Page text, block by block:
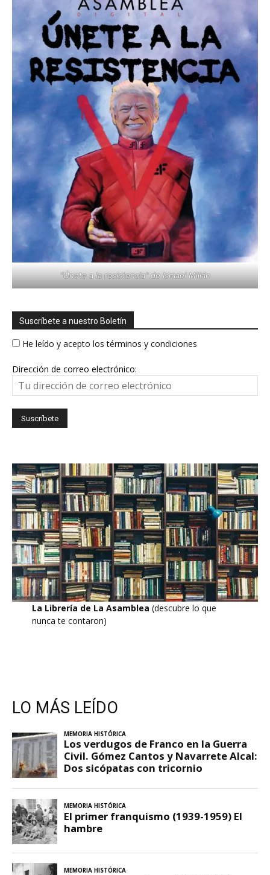
"Únete a la resistencia" de Ismael Millán
Suscríbete a nuestro Boletín
He leído y acepto los términos y condiciones
Dirección de correo electrónico:
La Librería de La Asamblea (descubre lo que
nunca te contaron)
LO MÁS LEÍDO